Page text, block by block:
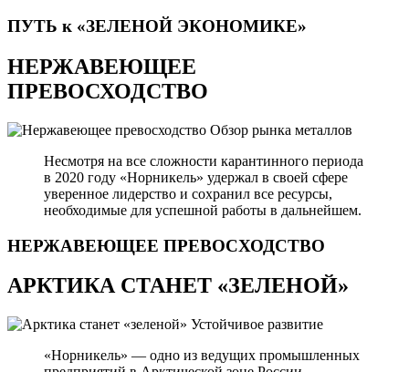
ПУТЬ к «ЗЕЛЕНОЙ ЭКОНОМИКЕ»
НЕРЖАВЕЮЩЕЕ
ПРЕВОСХОДСТВО
Обзор рынка металлов
Несмотря на все сложности карантинного периода
в 2020 году «Норникель» удержал в своей сфере
уверенное лидерство и сохранил все ресурсы,
необходимые для успешной работы в дальнейшем.
НЕРЖАВЕЮЩЕЕ ПРЕВОСХОДСТВО
АРКТИКА СТАНЕТ «ЗЕЛЕНОЙ»
Устойчивое развитие
«Норникель» — одно из ведущих промышленных